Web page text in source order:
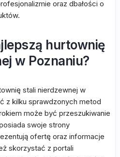
oraz dbałości o
hurtownię
w Poznaniu?
stali nierdzewnej w
z kilku sprawdzonych metod
może być przeszukiwanie
swoje strony
ofertę oraz informacje
skorzystać z portali